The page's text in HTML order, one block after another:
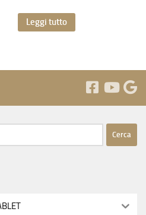
Leggi tutto